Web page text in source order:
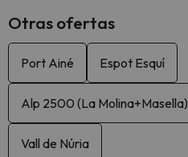
Otras ofertas
Port Ainé Espot Esquí
Alp 2500 (La Molina+Masella)
Vall de Núria